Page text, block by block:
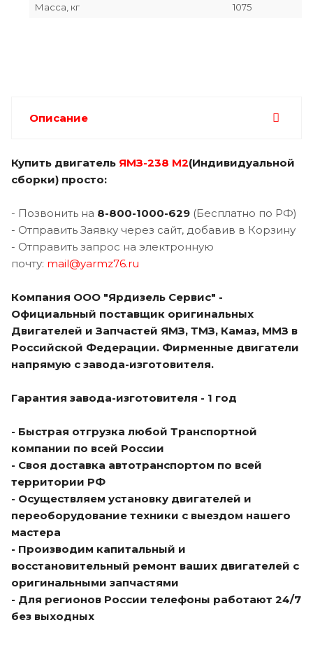
Масса, кг 1075
Описание
Купить двигатель ЯМЗ-238 М2(Индивидуальной
сборки) просто:
- Позвонить на 8-800-1000-629 (Бесплатно по РФ)
- Отправить Заявку через сайт, добавив в Корзину
- Отправить запрос на электронную
почту: mail@yarmz76.ru
Компания ООО "Ярдизель Сервис" -
Официальный поставщик оригинальных
Двигателей и Запчастей ЯМЗ, ТМЗ, Камаз, ММЗ в
Российской Федерации. Фирменные двигатели
напрямую с завода-изготовителя.
Гарантия завода-изготовителя - 1 год
- Быстрая отгрузка любой Транспортной
компании по всей России
- Своя доставка автотранспортом по всей
территории РФ
- Осуществляем установку двигателей и
переоборудование техники с выездом нашего
мастера
- Производим капитальный и
восстановительный ремонт ваших двигателей с
оригинальными запчастями
- Для регионов России телефоны работают 24/7
без выходных